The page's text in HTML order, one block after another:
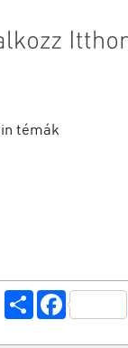
témák
ShareFacebook